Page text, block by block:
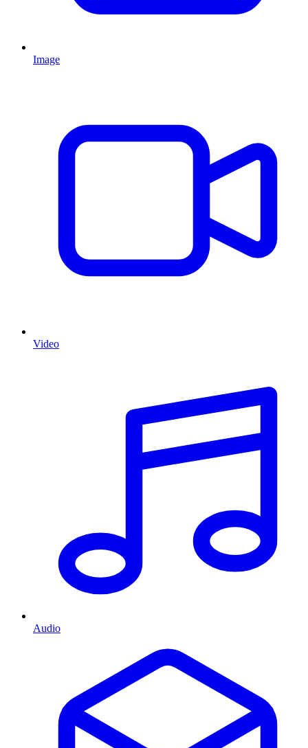
Image
Video
Audio